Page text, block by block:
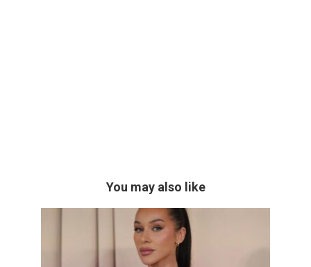
You may also like